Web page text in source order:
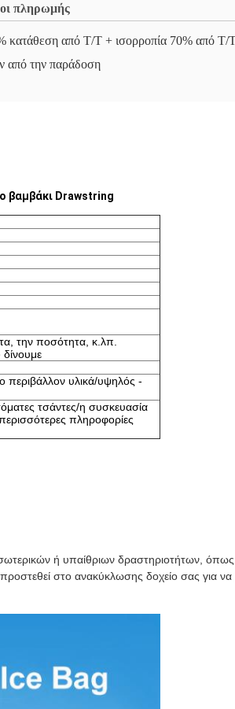
πληρωμής
κατάθεση από T/T + ισορροπία 70% από T/
από την παράδοση
βαμβάκι Drawstring
την ποσότητα, κ.λπ.
δίνουμε
περιβάλλον υλικά/υψηλός -
τσάντες/η συσκευασία
πληροφορίες
ή υπαίθριων δραστηριοτήτων,
στο ανακύκλωσης δοχείο σας για